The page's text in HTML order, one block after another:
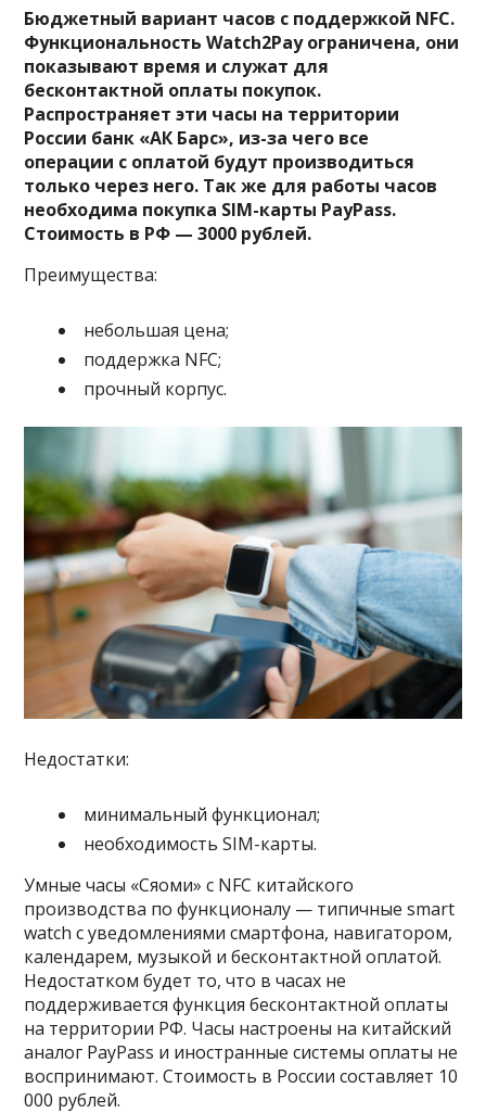
Бюджетный вариант часов с поддержкой NFC.
Функциональность Watch2Pay ограничена, они
показывают время и служат для
бесконтактной оплаты покупок.
Распространяет эти часы на территории
России банк «АК Барс», из-за чего все
операции с оплатой будут производиться
только через него. Так же для работы часов
необходима покупка SIM-карты PayPass.
Стоимость в РФ — 3000 рублей.
Преимущества:
небольшая цена;
поддержка NFC;
прочный корпус.
Недостатки:
минимальный функционал;
необходимость SIM-карты.
Умные часы «Сяоми» с NFC китайского
производства по функционалу — типичные smart
watch с уведомлениями смартфона, навигатором,
календарем, музыкой и бесконтактной оплатой.
Недостатком будет то, что в часах не
поддерживается функция бесконтактной оплаты
на территории РФ. Часы настроены на китайский
аналог PayPass и иностранные системы оплаты не
воспринимают. Стоимость в России составляет 10
000 рублей.